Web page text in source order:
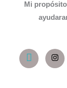
Mi